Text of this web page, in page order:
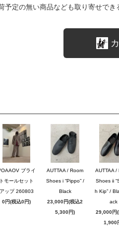
予定の無い商品なども取り寄せで
ブライ
トモールセット
アップ 260803
0円(税込0円)
AUTTAA / Room
Shoes i “Pippo” /
Black
23,000円(税込2
5,300円)
AUTTAA /
Shoes ii
h Kip” /
ack
29,000円
1,900